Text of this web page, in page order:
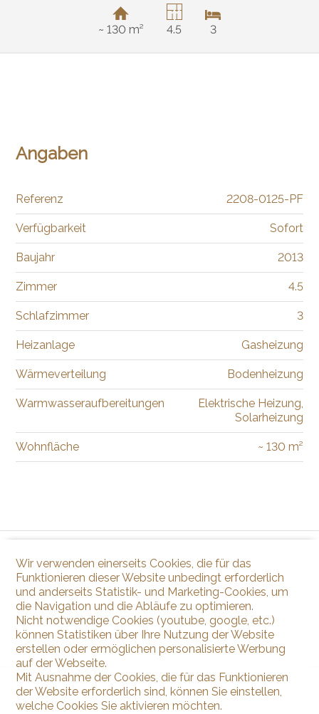
~ 130 m² 4.5 3
Angaben
Referenz 2208-0125-PF
Verfügbarkeit Sofort
Baujahr 2013
Zimmer 4.5
Schlafzimmer 3
Heizanlage Gasheizung
Wärmeverteilung Bodenheizung
Warmwasseraufbereitungen
Elektrische Heizung,
Solarheizung
Wohnfläche ~ 130 m²
Wir verwenden einerseits Cookies, die für das
Funktionieren dieser Website unbedingt erforderlich
und anderseits Statistik- und Marketing-Cookies, um
die Navigation und die Abläufe zu optimieren.
Nicht notwendige Cookies (youtube, google, etc.)
können Statistiken über Ihre Nutzung der Website
erstellen oder ermöglichen personalisierte Werbung
auf der Webseite.
Mit Ausnahme der Cookies, die für das Funktionieren
der Website erforderlich sind, können Sie einstellen,
welche Cookies Sie aktivieren möchten.